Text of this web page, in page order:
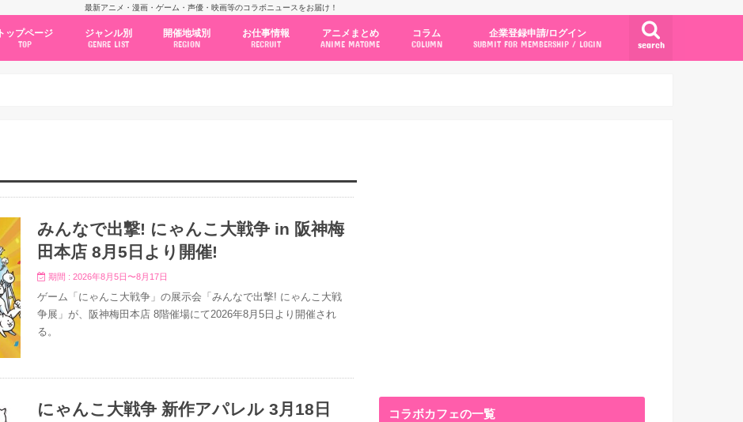
最新アニメ・漫画・ゲーム・声優・映画等のコラボニュースをお届け！
search
トップページ
TOP
ジャンル別
GENRE LIST
開催地域別
REGION
お仕事情報
RECRUIT
アニメまとめ
ANIME MATOME
コラム
COLUMN
企業登録申請/ログイン
SUBMIT FOR MEMBERSHIP / LOGIN
みんなで出撃! にゃんこ大戦争 in 阪神梅
田本店 8月5日より開催!
期間 : 2026年8月5日〜8月17日
ゲーム「にゃんこ大戦争」の展示会「みんなで出撃! にゃんこ大戦
争展」が、阪神梅田本店 8階催場にて2026年8月5日より開催され
る。
にゃんこ大戦争 新作アパレル 3月18日
コラボカフェの一覧